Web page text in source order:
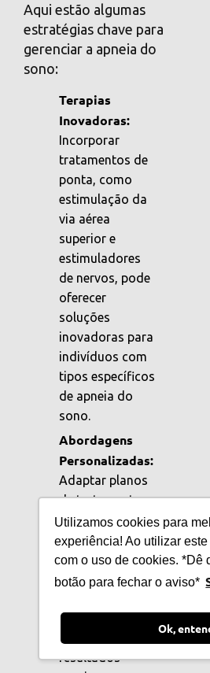
Utilizamos cookies para
experiência! Ao utilizar
com o uso de cookies. *Dê
botão para fechar o aviso*
Ok,
Aqui estão algumas
estratégias chave para
gerenciar a apneia do
sono:
Terapias
Inovadoras:
Incorporar
tratamentos de
ponta, como
estimulação da
via aérea
superior e
estimuladores
de nervos, pode
oferecer
soluções
inovadoras para
indivíduos com
tipos específicos
de apneia do
sono.
Abordagens
Personalizadas:
Adaptar planos
de tratamento
às necessidades
únicas de cada
paciente pode
melhorar a
intervenções e
melhorar os
resultados